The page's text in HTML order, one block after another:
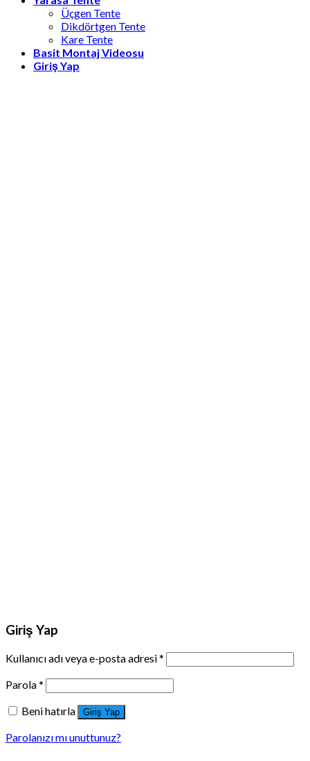
Üçgen Tente
Dikdörtgen Tente
Kare Tente
Basit Montaj Videosu
Giriş Yap
Giriş Yap
Kullanıcı adı veya e-posta adresi*
Parola*
Beni hatırla
Giriş Yap
Parolanızı mı unuttunuz?